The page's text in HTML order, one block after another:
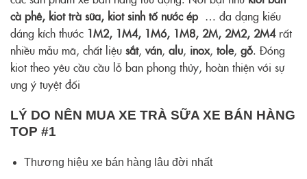
cà phê, kiot trà sữa, kiot sinh tố nước ép … đa dạng kiểu
dáng kích thước 1M2, 1M4, 1M6, 1M8, 2M, 2M2, 2M4rất
nhiều mẫu mã, chất liệu sắt,ván, alu, inox, tole, gỗ. Đóng
kiot theo yêu cầu cầu lỗ ban phong thủy, hoàn thiện với sự
ưng ý tuyệt đối
LÝ DO NÊN MUA XE TRÀ SỮA XE BÁN HÀNG
TOP #1
Thương hiệu xe bán hàng lâu đời nhất